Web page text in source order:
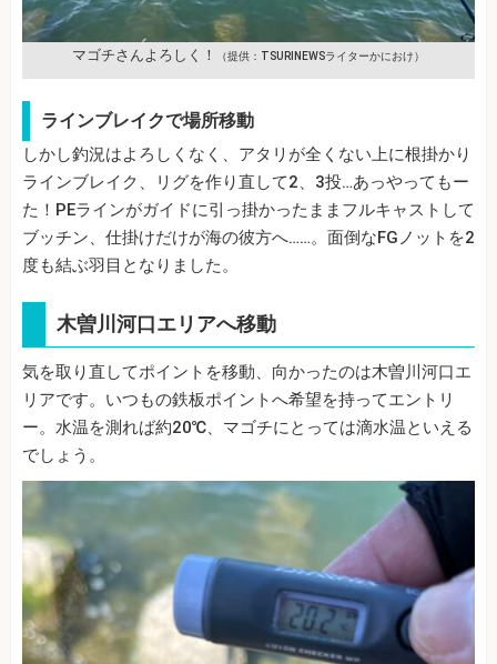
マゴチさんよろしく！ （提供：TSURINEWSライターかにおけ）
ラインブレイクで場所移動
しかし釣況はよろしくなく、アタリが全くない上に根掛かり
ラインブレイク、リグを作り直して2、3投…あっやってもー
た！PEラインがガイドに引っ掛かったままフルキャストして
ブッチン、仕掛けだけが海の彼方へ……。面倒なFGノットを2
度も結ぶ羽目となりました。
木曽川河口エリアへ移動
気を取り直してポイントを移動、向かったのは木曽川河口エ
リアです。いつもの鉄板ポイントへ希望を持ってエントリ
ー。水温を測れば約20℃、マゴチにとっては滴水温といえる
でしょう。